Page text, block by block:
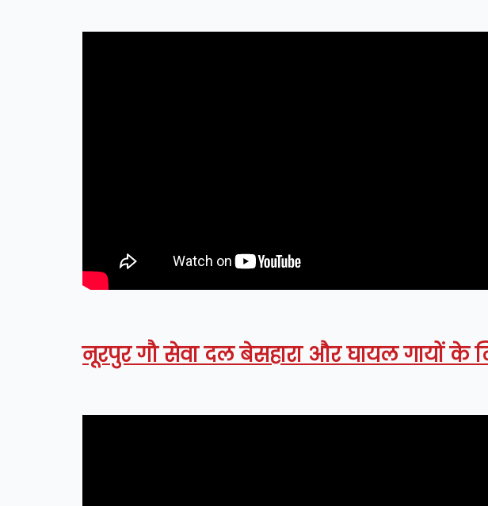
नूरपुर गौ सेवा दल बेसहारा और घायल गायों के